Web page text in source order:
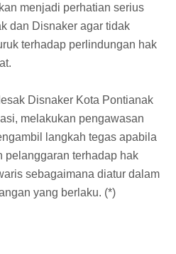
menjadi perhatian serius
dan Disnaker agar tidak
terhadap perlindungan hak
Disnaker Kota Pontianak
melakukan pengawasan
langkah tegas apabila
pelanggaran terhadap hak
sebagaimana diatur dalam
yang berlaku. (*)